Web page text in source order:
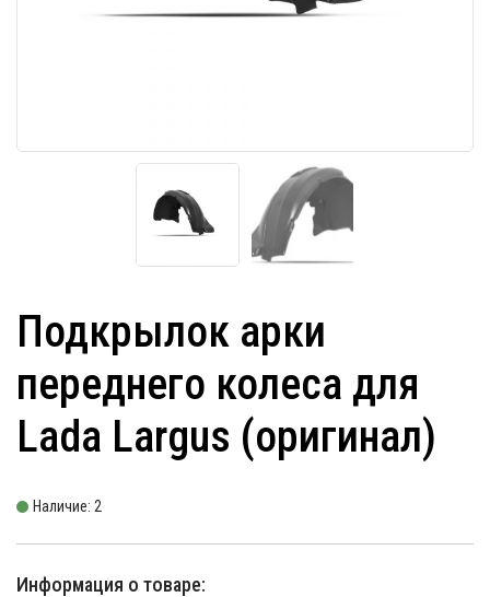
Подкрылок арки
переднего колеса для
Lada Largus (оригинал)
Наличие: 2
Информация о товаре: